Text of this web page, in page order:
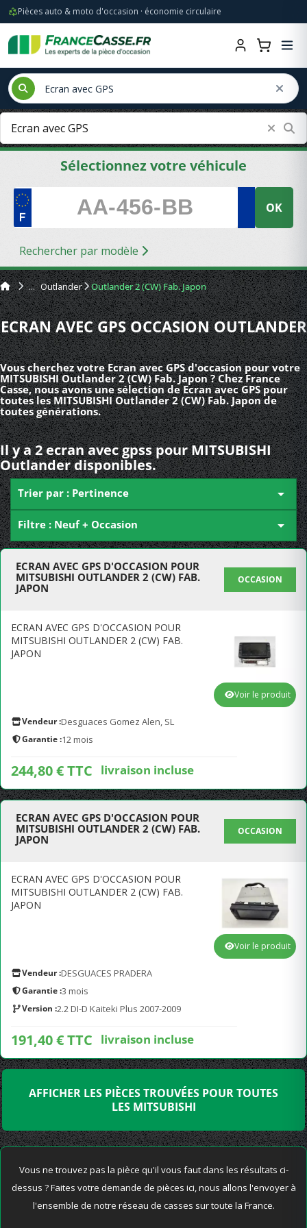
Pièces auto & moto d'occasion · économie circulaire
Sélectionnez votre véhicule
OK
Rechercher par modèle
Outlander Outlander 2 (CW) Fab. Japon
ECRAN AVEC GPS OCCASION OUTLANDER
Vous cherchez votre Ecran avec GPS d'occasion pour votre
MITSUBISHI Outlander 2 (CW) Fab. Japon ? Chez France
Casse, nous avons une sélection de Ecran avec GPS pour
toutes les MITSUBISHI Outlander 2 (CW) Fab. Japon de
toutes générations.
Il y a 2 ecran avec gpss pour MITSUBISHI
Outlander disponibles.
Trier par : Pertinence 
Filtre : Neuf + Occasion 
ECRAN AVEC GPS D'OCCASION POUR
MITSUBISHI OUTLANDER 2 (CW) FAB.
JAPON
OCCASION
ECRAN AVEC GPS D'OCCASION POUR
MITSUBISHI OUTLANDER 2 (CW) FAB.
JAPON
Vendeur :Desguaces Gomez Alen, SL
Garantie :12 mois
244,80 € TTC livraison incluse
Voir le produit
ECRAN AVEC GPS D'OCCASION POUR
MITSUBISHI OUTLANDER 2 (CW) FAB.
JAPON
OCCASION
ECRAN AVEC GPS D'OCCASION POUR
MITSUBISHI OUTLANDER 2 (CW) FAB.
JAPON
Vendeur :DESGUACES PRADERA
Garantie :3 mois
Version :2.2 DI-D Kaiteki Plus 2007-2009
191,40 € TTC livraison incluse
Voir le produit
AFFICHER LES PIÈCES TROUVÉES POUR TOUTES
LES MITSUBISHI
Vous ne trouvez pas la pièce qu'il vous faut dans les résultats ci-
dessus ? Faites votre demande de pièces ici, nous allons l'envoyer à
l'ensemble de notre réseau de casses sur toute la France.